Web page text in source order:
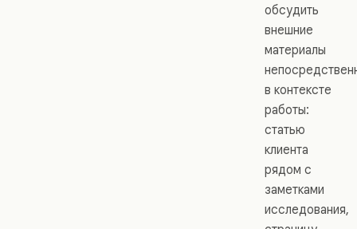
обсудить
внешние
материалы
в контексте
работы:
статью
клиента
рядом с
заметками
исследования,